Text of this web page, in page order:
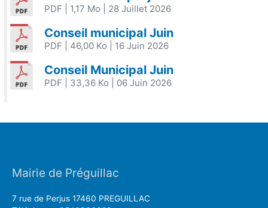
PDF | 1,17 Mo | 28 Juillet 2026
Conseil municipal Juin
PDF | 46,00 Ko | 16 Juin 2026
Conseil Municipal Juin
PDF | 33,36 Ko | 06 Juin 2026
Mairie de Préguillac
7 rue de Perjus 17460 PREGUILLAC